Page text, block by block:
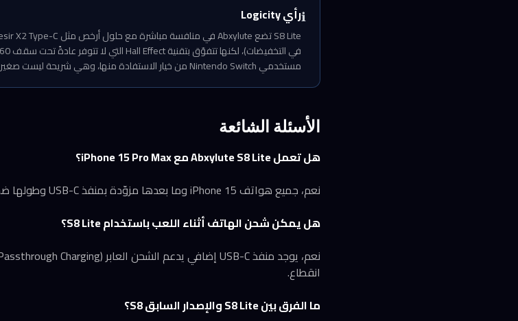
ℹ️رأي Logicity
مستخدمي Nintendo Switch من خيار الاستفادة منها، وهي شريحة ليست صغيرة خصوصاً مع اقتراب إطلاق Switch 2.
الأسئلة الشائعة
هل تعمل Abxylute S8 Lite مع iPhone 15 Pro Max؟
نعم، جميع هواتف iPhone 15 وما بعدها مزوّدة بمنفذ USB-C وطولها ضمن الحد الأقصى 216 ملم، لذا التوافق كامل.
هل يمكن شحن الهاتف أثناء اللعب باستخدام S8 Lite؟
انقطاع.
ما الفرق بين S8 Lite والإصدار السابق S8؟